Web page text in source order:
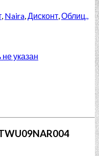
, Naira,Дисконт,Облиц.,
указан